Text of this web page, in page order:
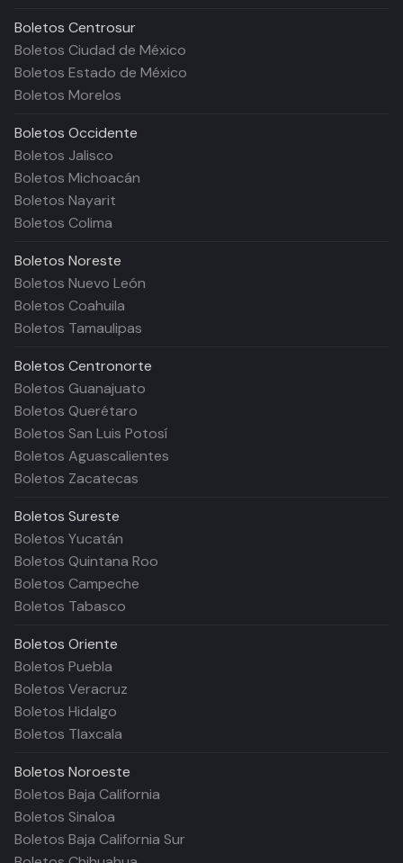
Boletos Centrosur
Boletos Ciudad de México
Boletos Estado de México
Boletos Morelos
Boletos Occidente
Boletos Jalisco
Boletos Michoacán
Boletos Nayarit
Boletos Colima
Boletos Noreste
Boletos Nuevo León
Boletos Coahuila
Boletos Tamaulipas
Boletos Centronorte
Boletos Guanajuato
Boletos Querétaro
Boletos San Luis Potosí
Boletos Aguascalientes
Boletos Zacatecas
Boletos Sureste
Boletos Yucatán
Boletos Quintana Roo
Boletos Campeche
Boletos Tabasco
Boletos Oriente
Boletos Puebla
Boletos Veracruz
Boletos Hidalgo
Boletos Tlaxcala
Boletos Noroeste
Boletos Baja California
Boletos Sinaloa
Boletos Baja California Sur